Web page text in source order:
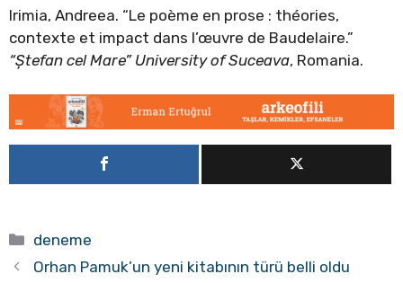
Irimia, Andreea. “Le poème en prose : théories,
contexte et impact dans l’œuvre de Baudelaire.”
“Ștefan cel Mare” University of Suceava, Romania.
Kategoriler
deneme
Orhan Pamuk’un yeni kitabının türü belli oldu